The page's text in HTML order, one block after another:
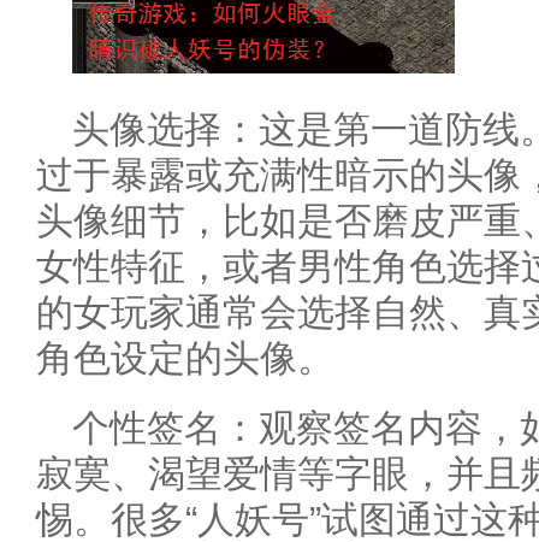
头像选择：这是第一道防线
过于暴露或充满性暗示的头像
头像细节，比如是否磨皮严重
女性特征，或者男性角色选择
的女玩家通常会选择自然、
角色设定的头像。
个性签名：观察签名内容，
寂寞、渴望爱情等字眼，并且
惕。很多“人妖号”试图通过这